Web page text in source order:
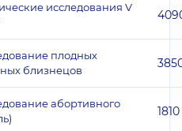
исследования V
плодных
близнецов
абортивного
1810